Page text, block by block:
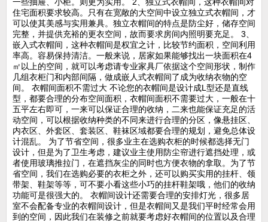
住宅面积要求较高。只有在宽敞的大空间中设立独立式衣帽间，才
可以使其美感与实用兼具。独立衣帽间的特点是防尘好，储存空间
完整，并提供充裕的更衣空间，故而要求房间内照明要充足。 3、
嵌入式衣帽间，这种衣帽间是权宜之计，比较节约面积，空间利用
率高。容易保持清洁。一般来说，居家如果能够找出一块面积在4
㎡以上的空间，就可以考虑请专业家具厂依据这个空间形状，制作
几组衣柜门和内部间隔，做成嵌人式衣帽间了成为收纳衣物的空
间。 衣帽间面积不需过大 不论您的衣帽间是设计成L型还是直线
型，都要合理的分布空间面积，衣帽间面积不需要过大，一般在十
五平左右即可，一来可以保证合理的收纳，二来也能保证充足的活
动空间，可以根据收纳种类的不同来进行合理的分区，像悬挂区、
内衣区、外套区、套装区、鞋袜区域都要合理的规划，避免总体设
计混乱。 为了节省空间，很多业主在选购衣柜的时候都选择无门
设计，但是为了卫生考虑，建议业主使用防尘帘进行遮挡处理，或
者使用玻璃推拉门，在遮挡灰尘的同时也方便衣物的拿取。为了节
省空间，我们在选购必要的衣柜之外，还可以购买实用的挂杆、领
带架、鞋架等等，可不要小看这些小巧的挂杆鞋架哦，他们的收纳
功能可是很强大的。 衣帽间设计还需要合理的安排灯光，很多居
室不会配备专业的衣帽间设计，但是衣帽间又是我们平时经常会用
到的空间，因此我们在装修之前就要考虑好衣帽间的位置以及合理